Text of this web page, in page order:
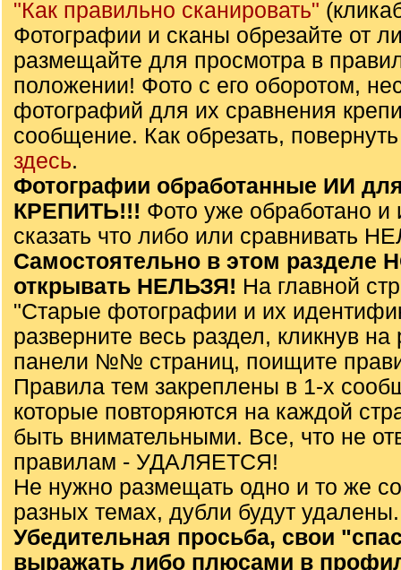
"Как правильно сканировать"
Фотографии и сканы обрезайте от
размещайте для просмотра в
положении! Фото с его оборотом,
фотографий для их сравнения
сообщение. Как обрезать,
здесь.
Фотографии обработанные ИИ
КРЕПИТЬ!!! Фото уже обработано и
сказать что либо или сравнивать
Самостоятельно в этом
открывать НЕЛЬЗЯ! На главной
"Старые фотографии и их
разверните весь раздел, кликнув
панели №№ страниц, поищите
Правила тем закреплены в 1-х
которые повторяются на каждой
быть внимательными. Все, что не
правилам - УДАЛЯЕТСЯ!
Не нужно размещать одно и то же
разных темах, дубли будут удалены.
Убедительная просьба, свои
выражать либо плюсами в